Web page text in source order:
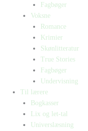
Fagbøger
Voksne
Romance
Krimier
Skønlitteratur
True Stories
Fagbøger
Undervisning
Til lærere
Bogkasser
Lix og let-tal
Universlæsning